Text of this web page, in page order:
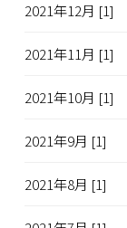
2021年12月 [1]
2021年11月 [1]
2021年10月 [1]
2021年9月 [1]
2021年8月 [1]